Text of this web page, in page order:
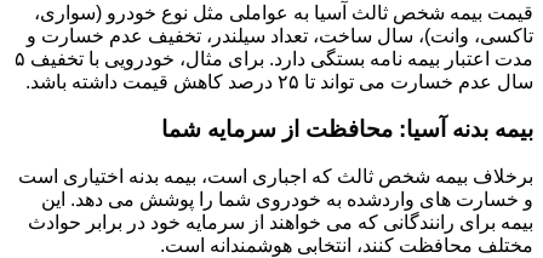
قیمت بیمه شخص ثالث آسیا به عواملی مثل نوع خودرو (سواری،
تاکسی، وانت)، سال ساخت، تعداد سیلندر، تخفیف عدم خسارت و
مدت اعتبار بیمه نامه بستگی دارد. برای مثال، خودرویی با تخفیف ۵
سال عدم خسارت می تواند تا ۲۵ درصد کاهش قیمت داشته باشد.
بیمه بدنه آسیا: محافظت از سرمایه شما
برخلاف بیمه شخص ثالث که اجباری است، بیمه بدنه اختیاری است
و خسارت های واردشده به خودروی شما را پوشش می دهد. این
بیمه برای رانندگانی که می خواهند از سرمایه خود در برابر حوادث
مختلف محافظت کنند، انتخابی هوشمندانه است.